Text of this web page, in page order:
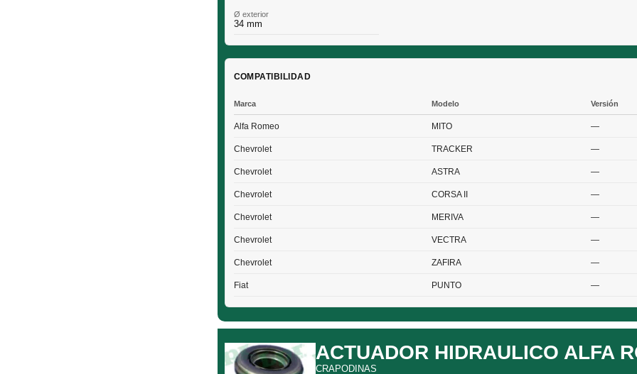
Ø exterior
34 mm
COMPATIBILIDAD
Marca Modelo Versión
Alfa Romeo MITO —
Chevrolet TRACKER —
Chevrolet ASTRA —
Chevrolet CORSA II —
Chevrolet MERIVA —
Chevrolet VECTRA —
Chevrolet ZAFIRA —
Fiat PUNTO —
ACTUADOR HIDRAULICO ALFA
CRAPODINAS